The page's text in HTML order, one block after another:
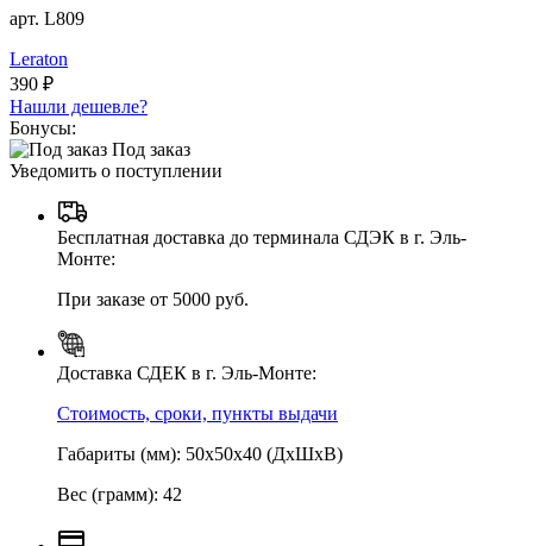
арт. L809
Leraton
390 ₽
Нашли дешевле?
Бонусы:
Под заказ
Уведомить о поступлении
Бесплатная доставка до терминала СДЭК в г. Эль-
Монте:
При заказе от 5000 руб.
Доставка СДЕК в г. Эль-Монте:
Стоимость, сроки, пункты выдачи
Габариты (мм): 50х50х40 (ДхШхВ)
Вес (грамм): 42